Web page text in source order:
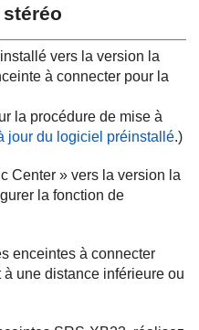
vers la version la
à connecter pour la
la procédure de mise à
jour du logiciel préinstallé.)
Center » vers la version la
la fonction de
enceintes à connecter
une distance inférieure ou